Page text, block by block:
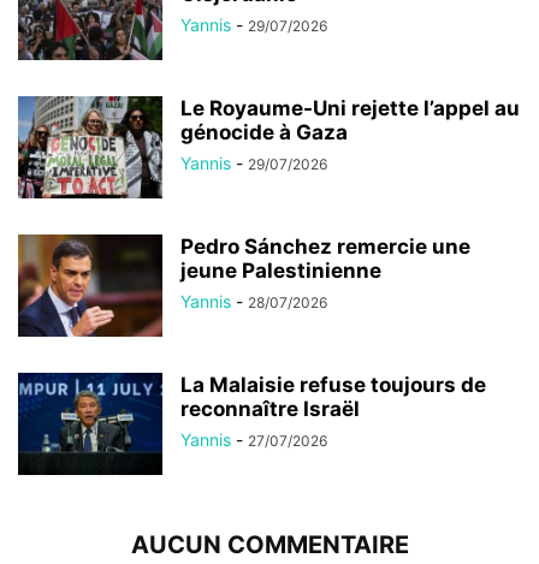
Yannis - 29/07/2026
Le Royaume-Uni rejette l’appel au
génocide à Gaza
Yannis - 29/07/2026
Pedro Sánchez remercie une
jeune Palestinienne
Yannis - 28/07/2026
La Malaisie refuse toujours de
reconnaître Israël
Yannis - 27/07/2026
AUCUN COMMENTAIRE